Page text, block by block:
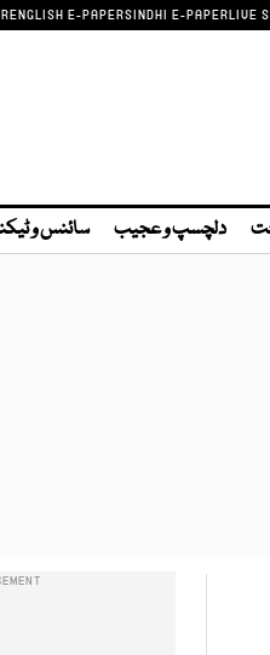
ENGLISH E-PAPERSINDHI E-PAPERLIVE
دلچسپ و عجیب سائنس و